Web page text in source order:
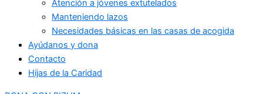
Atención a jóvenes extutelados
Manteniendo lazos
Necesidades básicas en las casas de acogida
Ayúdanos y dona
Contacto
Hijas de la Caridad